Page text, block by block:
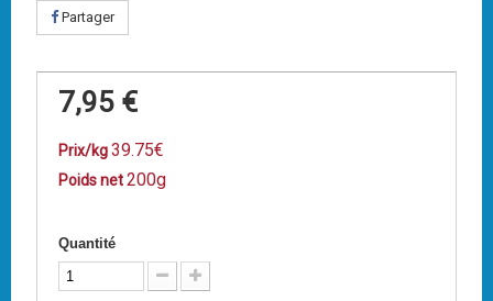
Partager
7,95 €
Prix/kg39.75€
Poids net200g
Quantité